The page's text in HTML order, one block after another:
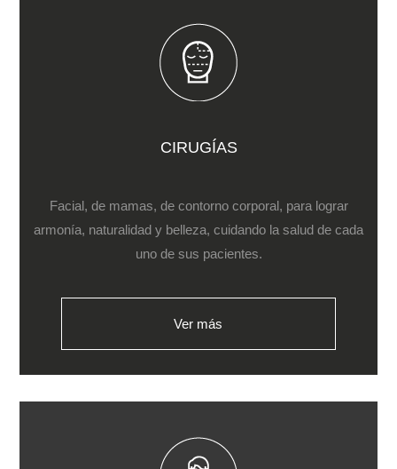
CIRUGÍAS
Facial, de mamas, de contorno corporal, para lograr
armonía, naturalidad y belleza, cuidando la salud de cada
uno de sus pacientes.
Ver más